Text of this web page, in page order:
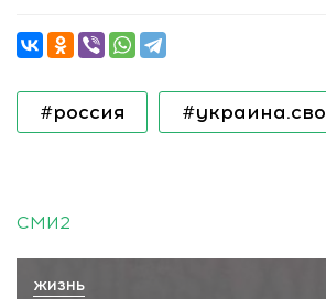
#россия #украина.сво
СМИ2
ЖИЗНЬ